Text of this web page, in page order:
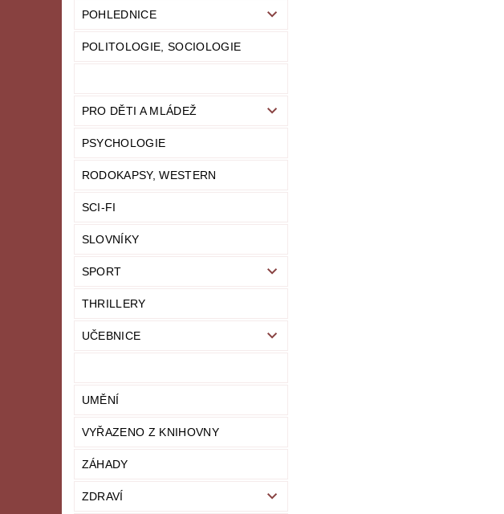
POHLEDNICE
POLITOLOGIE, SOCIOLOGIE
PRO DĚTI A MLÁDEŽ
PSYCHOLOGIE
RODOKAPSY, WESTERN
SCI-FI
SLOVNÍKY
SPORT
THRILLERY
UČEBNICE
UMĚNÍ
VYŘAZENO Z KNIHOVNY
ZÁHADY
ZDRAVÍ